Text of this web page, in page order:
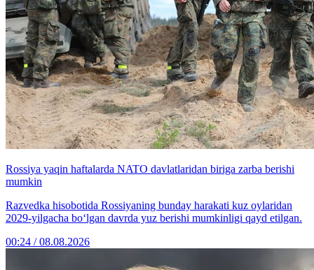
Rossiya yaqin haftalarda NATO davlatlaridan biriga zarba berishi
mumkin
Razvedka hisobotida Rossiyaning bunday harakati kuz oylaridan
2029-yilgacha bo‘lgan davrda yuz berishi mumkinligi qayd etilgan.
00:24 / 08.08.2026